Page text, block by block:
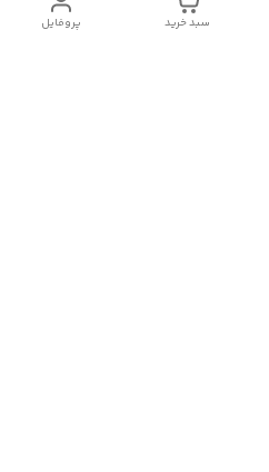
پروفایل سبد خرید